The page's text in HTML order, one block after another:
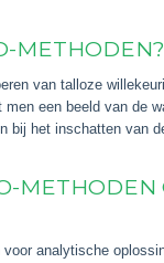
van talloze
een beeld van de
bij het inschatten van
METHODEN
analytische